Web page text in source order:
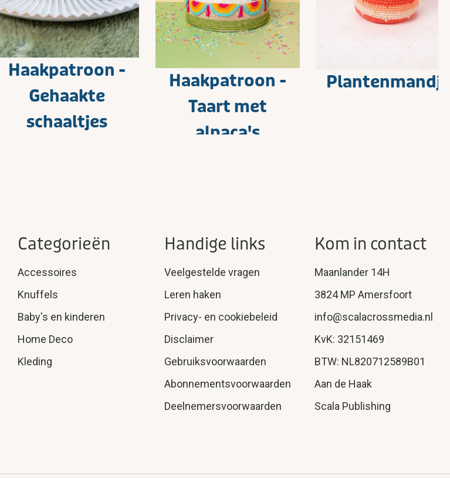
Haakpatroon -
Gehaakte
schaaltjes
Haakpatroon -
Taart met
alpaca's
Plantenmandje
Categorieën
Accessoires
Knuffels
Baby's en kinderen
Home Deco
Kleding
Handige links
Veelgestelde vragen
Leren haken
Privacy- en cookiebeleid
Disclaimer
Gebruiksvoorwaarden
Abonnementsvoorwaarden
Deelnemersvoorwaarden
Kom in contact
Maanlander 14H
3824 MP Amersfoort
info@scalacrossmedia.nl
KvK: 32151469
BTW: NL820712589B01
Aan de Haak
Scala Publishing